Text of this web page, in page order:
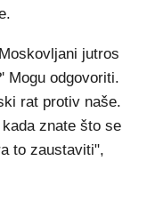
jutros
Mogu odgovoriti.
rat protiv naše.
znate što se
to zaustaviti",